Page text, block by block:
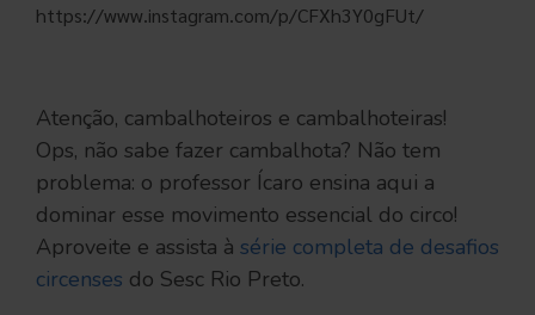
https://www.instagram.com/p/CFXh3Y0gFUt/
Atenção, cambalhoteiros e cambalhoteiras!
Ops, não sabe fazer cambalhota? Não tem
problema: o professor Ícaro ensina aqui a
dominar esse movimento essencial do circo!
Aproveite e assista à série completa de desafios
circenses do Sesc Rio Preto.